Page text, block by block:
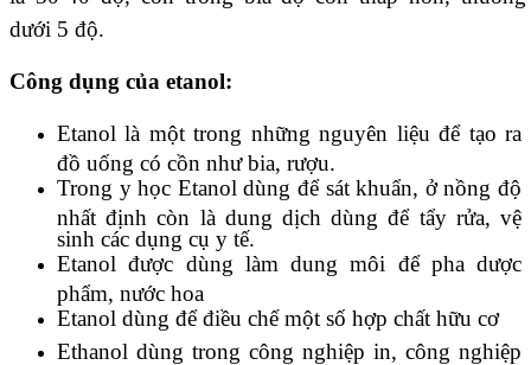
dưới 5 độ.
Công dụng của etanol:
Etanol là một trong những nguyên liệu để tạo ra
đồ uống có cồn như bia, rượu.
Trong y học Etanol dùng để sát khuẩn, ở nồng độ
nhất định còn là dung dịch dùng để tẩy rửa, vệ
sinh các dụng cụ y tế.
Etanol được dùng làm dung môi để pha dược
phẩm, nước hoa
Etanol dùng để điều chế một số hợp chất hữu cơ
Ethanol dùng trong công nghiệp in, công nghiệp